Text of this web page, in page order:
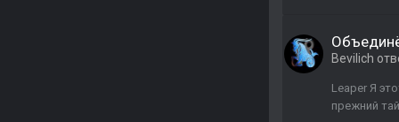
Bevilich
Leaper Я
прежний